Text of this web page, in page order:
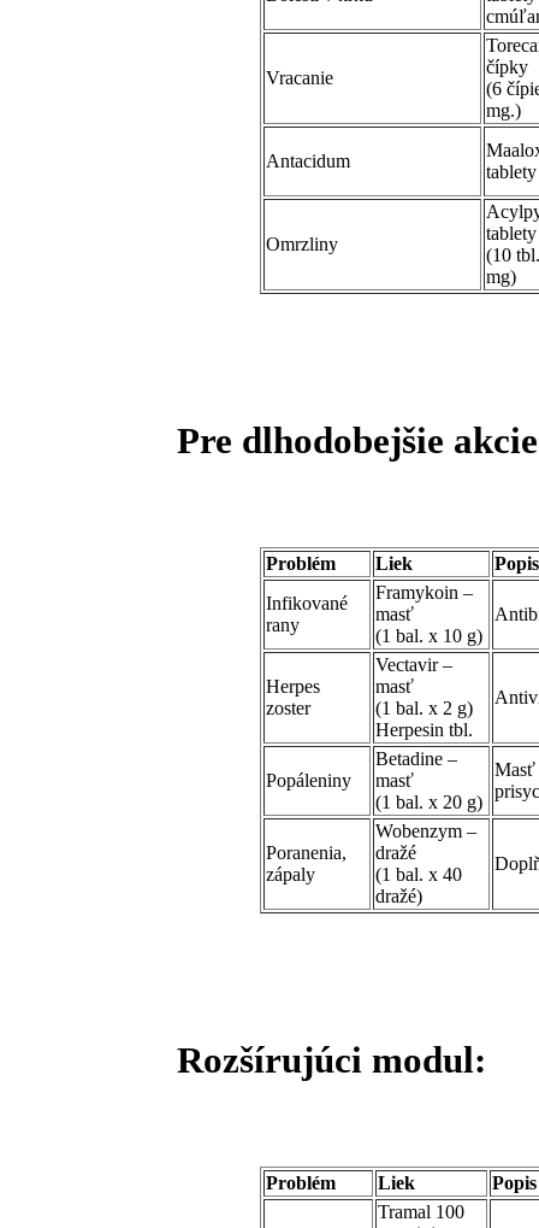
Vracanie
čípky
(6
mg.)
Antacidum
Omrzliny
tablety
(10
mg)
Pre dlhodobejšie
Problém Liek
Popis
Infikované
rany
Framykoin –
masť
(1 bal. x 10 g)
Herpes
zoster
Vectavir –
masť
(1 bal. x 2 g)
Herpesin tbl.
Popáleniny
Betadine –
masť
(1 bal. x 20 g)
Masť
Poranenia,
zápaly
Wobenzym –
dražé
(1 bal. x 40
dražé)
Rozšírujúci modul:
Problém Liek Popis
Tramal 100